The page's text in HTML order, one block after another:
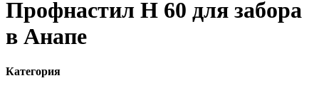
Профнастил Н 60 для забора
в Анапе
Категория